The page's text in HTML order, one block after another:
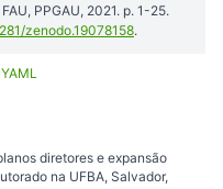
PPGAU, 2021. p. 1-25.
zenodo.19078158.
YAML
diretores e expansão
na UFBA, Salvador,